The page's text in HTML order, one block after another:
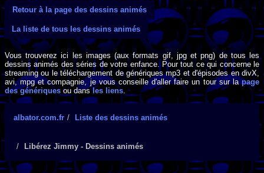
Retour à la page des dessins animés
La liste de tous les dessins animés
Vous trouverez ici les images (aux formats gif, jpg et png) de tous les
dessins animés des séries de votre enfance. Pour tout ce qui concerne le
streaming ou le téléchargement de génériques mp3 et d'épisodes en divX,
avi, mpg et compagnie, je vous conseille d'aller faire un tour sur lapage
des génériques ou dansles liens.
albator.com.fr Liste des dessins animés
Libérez Jimmy - Dessins animés